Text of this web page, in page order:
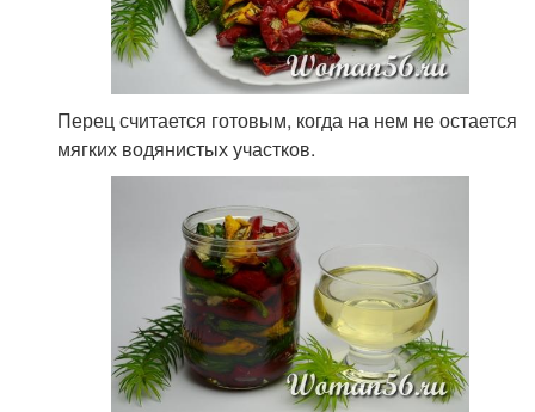
Перец считается готовым, когда на нем не остается
мягких водянистых участков.